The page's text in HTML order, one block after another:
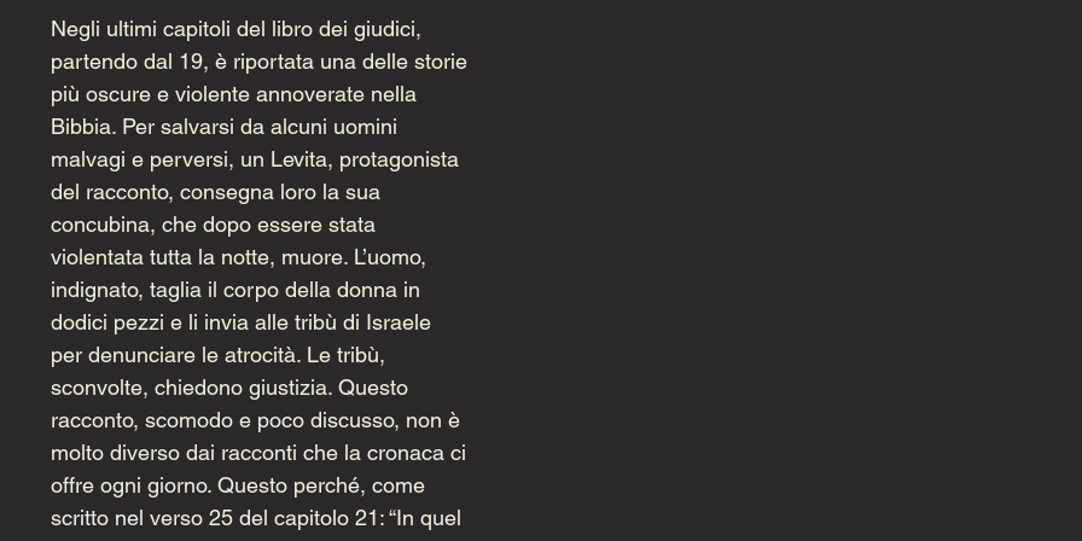
Negli ultimi capitoli del libro dei giudici,
partendo dal 19, è riportata una delle storie
più oscure e violente annoverate nella
Bibbia. Per salvarsi da alcuni uomini
malvagi e perversi, un Levita, protagonista
del racconto, consegna loro la sua
concubina, che dopo essere stata
violentata tutta la notte, muore. L’uomo,
indignato, taglia il corpo della donna in
dodici pezzi e li invia alle tribù di Israele
per denunciare le atrocità. Le tribù,
sconvolte, chiedono giustizia. Questo
racconto, scomodo e poco discusso, non è
molto diverso dai racconti che la cronaca ci
offre ogni giorno. Questo perché, come
scritto nel verso 25 del capitolo 21: “In quel